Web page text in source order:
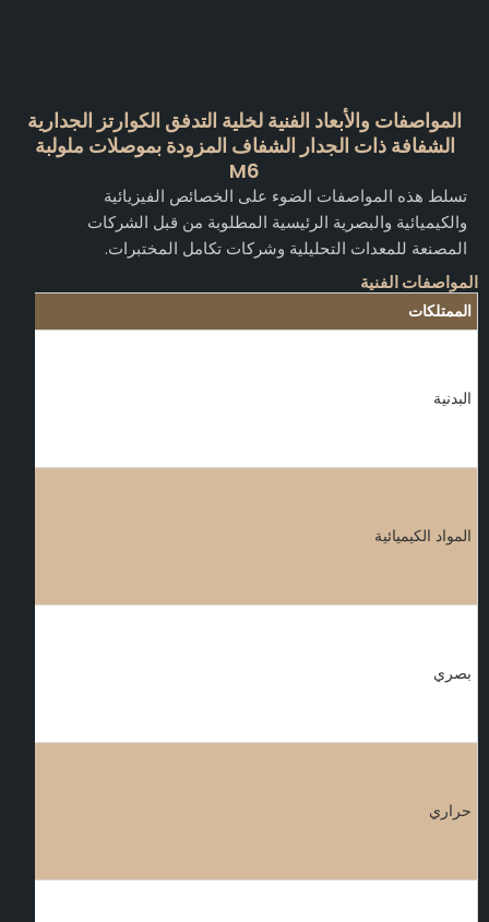
المواصفات والأبعاد الفنية لخلية التدفق الكوارتز الجدارية
الشفافة ذات الجدار الشفاف المزودة بموصلات ملولبة
M6
تسلط هذه المواصفات الضوء على الخصائص الفيزيائية
والكيميائية والبصرية الرئيسية المطلوبة من قبل الشركات
المصنعة للمعدات التحليلية وشركات تكامل المختبرات.
الفنية
الممتلكات
البدنية
المواد الكيميائية
بصري
حراري